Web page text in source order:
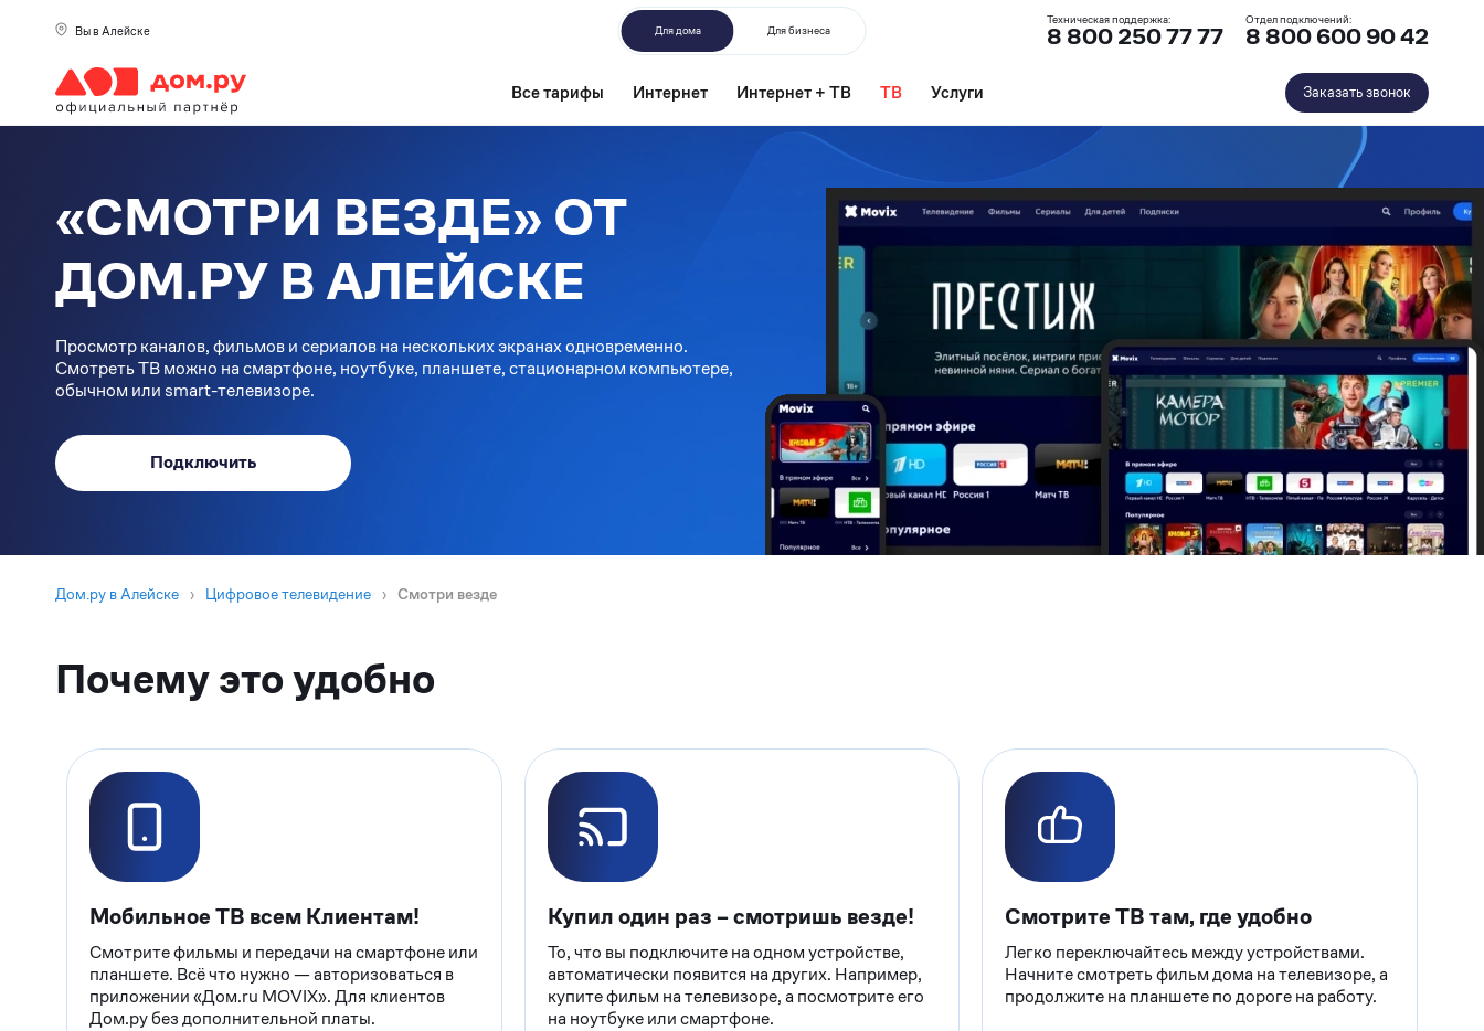
Вы в Алейске Для дома Для бизнеса
Техническая поддержка:
8 800 250 77 77
Отдел подключений:
8 800 600 90 42
Все тарифы Интернет Интернет + ТВ ТВ Услуги Заказать звонок
«СМОТРИ ВЕЗДЕ» ОТ
ДОМ.РУ В АЛЕЙСКЕ
Просмотр каналов, фильмов и сериалов на нескольких экранах одновременно.
Смотреть ТВ можно на смартфоне, ноутбуке, планшете, стационарном компьютере,
обычном или smart-телевизоре.
Подключить
Дом.ру в Алейске › Цифровое телевидение › Смотри везде
Почему это удобно
Мобильное ТВ всем Клиентам!
Смотрите фильмы и передачи на смартфоне или
планшете. Всё что нужно — авторизоваться в
приложении «Дом.ru MOVIX». Для клиентов
Дом.ру без дополнительной платы.
Купил один раз – смотришь везде!
То, что вы подключите на одном устройстве,
автоматически появится на других. Например,
купите фильм на телевизоре, а посмотрите его
на ноутбуке или смартфоне.
Смотрите ТВ там, где удобно
Легко переключайтесь между устройствами.
Начните смотреть фильм дома на телевизоре, а
продолжите на планшете по дороге на работу.